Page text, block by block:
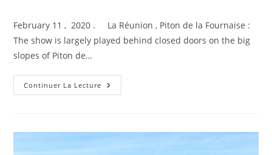
la
publication :
February 11 , 2020 . La Réunion , Piton de la Fournaise :
The show is largely played behind closed doors on the big
slopes of Piton de…
Continuer La Lecture February
11,